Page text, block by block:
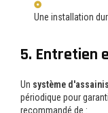
Une installation
5. Entretien
Un système
périodique pour
recommandé de :